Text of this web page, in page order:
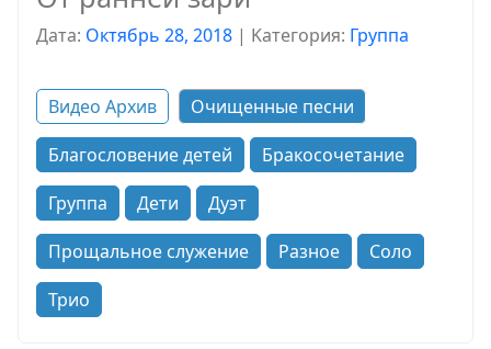
Дата: Октябрь 28, 2018 | Kатегория: Группа
Видео Архив
Очищенные песни
Благословение детей
Бракосочетание
Группа
Дети
Дуэт
Прощальное служение
Разное
Соло
Трио